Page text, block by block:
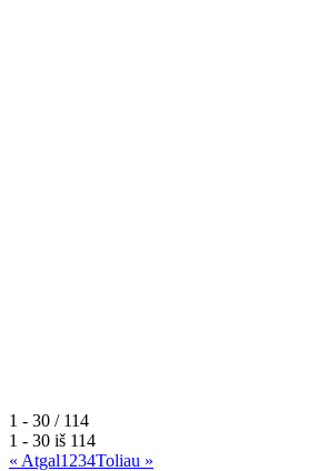
1 - 30 / 114
1 - 30 iš 114
« Atgal1 234Toliau »